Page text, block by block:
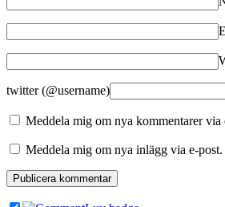
twitter (@username)
Meddela mig om nya kommentarer via
Meddela mig om nya inlägg via e-post.